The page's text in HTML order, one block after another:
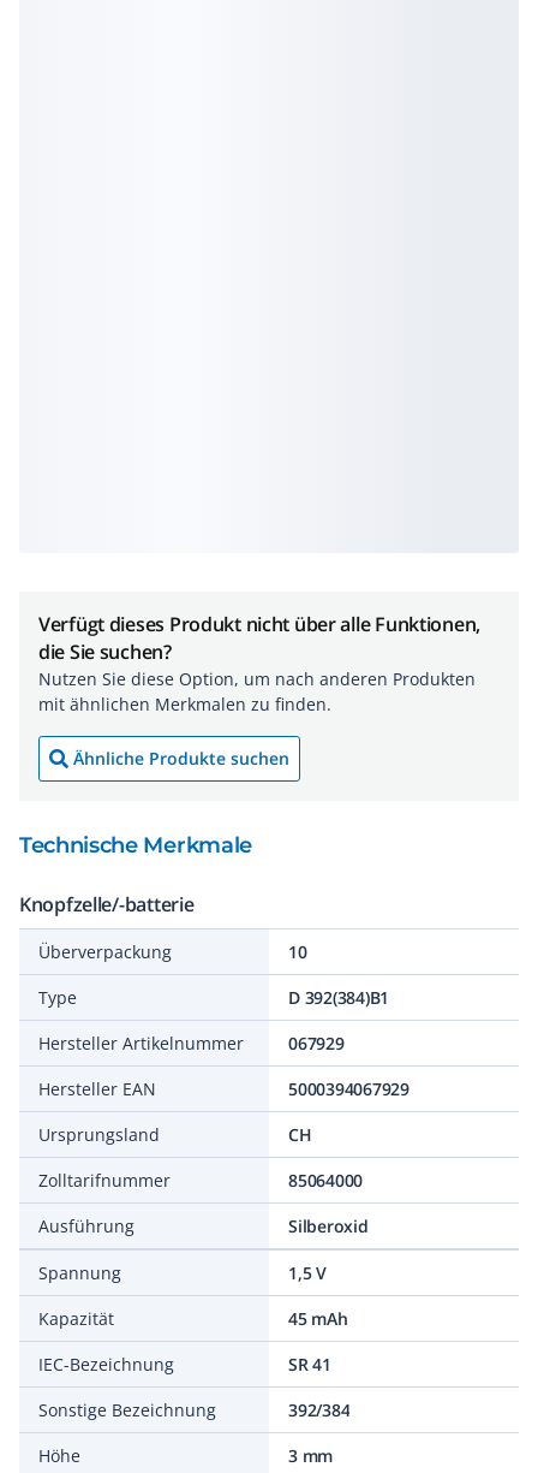
Verfügt dieses Produkt nicht über alle Funktionen,
die Sie suchen?
Nutzen Sie diese Option, um nach anderen Produkten
mit ähnlichen Merkmalen zu finden.
Ähnliche Produkte suchen
Technische Merkmale
Knopfzelle/-batterie
Überverpackung
10
Type
D 392(384)B1
Hersteller Artikelnummer
067929
Hersteller EAN
5000394067929
Ursprungsland
CH
Zolltarifnummer
85064000
Ausführung
Silberoxid
Spannung
1,5 V
Kapazität
45 mAh
IEC-Bezeichnung
SR 41
Sonstige Bezeichnung
392/384
Höhe
3 mm